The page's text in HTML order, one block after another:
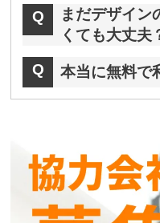
まだデザイン
くても大丈夫
本当に無料で